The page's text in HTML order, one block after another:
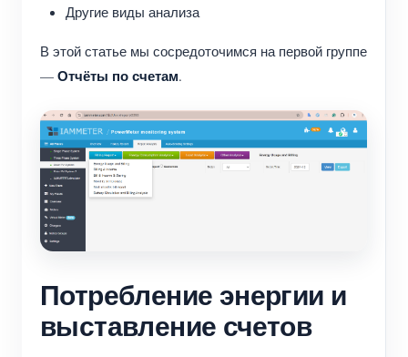
Другие виды анализа
В этой статье мы сосредоточимся на первой группе
— Отчёты по счетам.
Потребление энергии и
выставление счетов